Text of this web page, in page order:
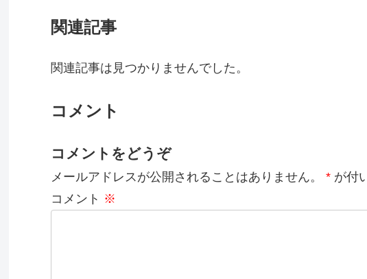
関連記事
関連記事は見つかりませんでした。
コメント
コメントをどうぞ
メールアドレスが公開されることはありません。 * が付
コメント ※